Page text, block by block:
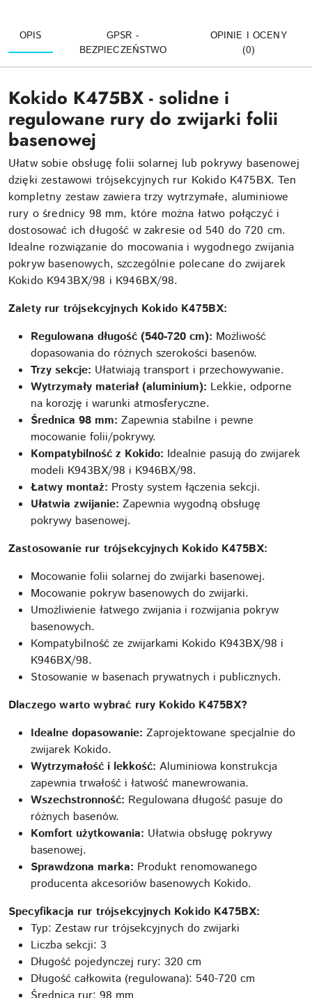
OPIS
GPSR -
BEZPIECZEŃSTWO
OPINIE I OCENY
(0)
Kokido K475BX - solidne i
regulowane rury do zwijarki folii
basenowej
Ułatw sobie obsługę folii solarnej lub pokrywy basenowej
dzięki zestawowi trójsekcyjnych rur Kokido K475BX. Ten
kompletny zestaw zawiera trzy wytrzymałe, aluminiowe
rury o średnicy 98 mm, które można łatwo połączyć i
dostosować ich długość w zakresie od 540 do 720 cm.
Idealne rozwiązanie do mocowania i wygodnego zwijania
pokryw basenowych, szczególnie polecane do zwijarek
Kokido K943BX/98 i K946BX/98.
Zalety rur trójsekcyjnych Kokido K475BX:
Regulowana długość (540-720 cm): Możliwość
dopasowania do różnych szerokości basenów.
Trzy sekcje: Ułatwiają transport i przechowywanie.
Wytrzymały materiał (aluminium): Lekkie, odporne
na korozję i warunki atmosferyczne.
Średnica 98 mm: Zapewnia stabilne i pewne
mocowanie folii/pokrywy.
Kompatybilność z Kokido: Idealnie pasują do zwijarek
modeli K943BX/98 i K946BX/98.
Łatwy montaż: Prosty system łączenia sekcji.
Ułatwia zwijanie: Zapewnia wygodną obsługę
pokrywy basenowej.
Zastosowanie rur trójsekcyjnych Kokido K475BX:
Mocowanie folii solarnej do zwijarki basenowej.
Mocowanie pokryw basenowych do zwijarki.
Umożliwienie łatwego zwijania i rozwijania pokryw
basenowych.
Kompatybilność ze zwijarkami Kokido K943BX/98 i
K946BX/98.
Stosowanie w basenach prywatnych i publicznych.
Dlaczego warto wybrać rury Kokido K475BX?
Idealne dopasowanie: Zaprojektowane specjalnie do
zwijarek Kokido.
Wytrzymałość i lekkość: Aluminiowa konstrukcja
zapewnia trwałość i łatwość manewrowania.
Wszechstronność: Regulowana długość pasuje do
różnych basenów.
Komfort użytkowania: Ułatwia obsługę pokrywy
basenowej.
Sprawdzona marka: Produkt renomowanego
producenta akcesoriów basenowych Kokido.
Specyfikacja rur trójsekcyjnych Kokido K475BX:
Typ: Zestaw rur trójsekcyjnych do zwijarki
Liczba sekcji: 3
Długość pojedynczej rury: 320 cm
Długość całkowita (regulowana): 540-720 cm